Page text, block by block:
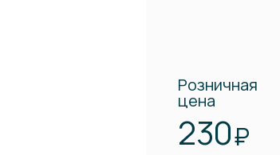
Розничная
цена
230₽